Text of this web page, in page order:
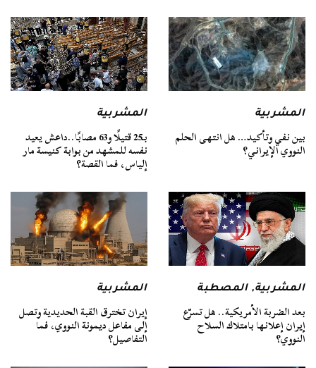
المشربية
بين نفي وتأكيد… هل انتهى الحلم
النووي الإيراني؟
المشربية
بـ25 قتيلًا و63 مصابًا..داعش يعيد
نفسه للمشهد من بوابة كنيسة مار
إلياس، فما القصة؟
المشربية,المصطبة
بعد الضربة الأمريكية.. هل تسرّع
إيران إعلانها بامتلاك السلاح
النووي؟
المشربية
إيران تخترق القبة الحديدية وتصل
إلى مفاعل ديمونة النووي، فما
التفاصيل؟